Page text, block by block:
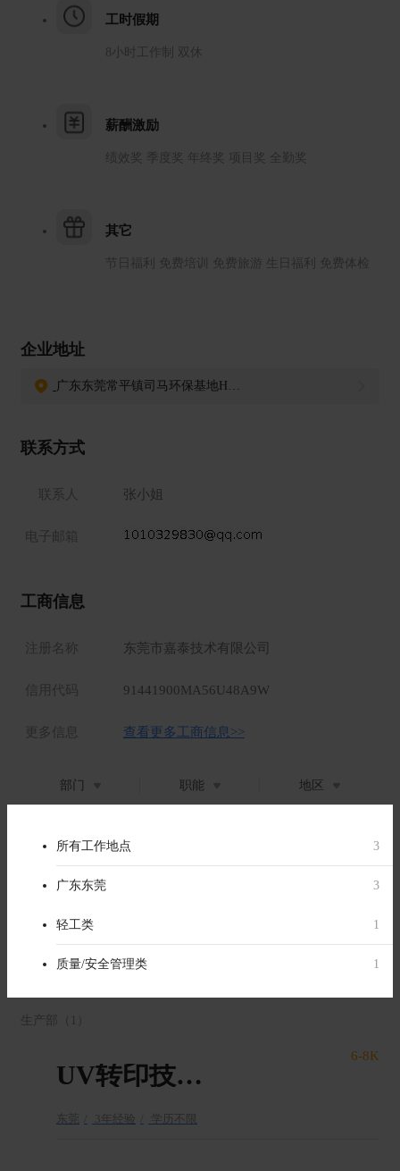
工时假期
8小时工作制 双休
薪酬激励
绩效奖 季度奖 年终奖 项目奖 全勤奖
其它
节日福利 免费培训 免费旅游 生日福利 免费体检
企业地址
广东东莞常平镇司马环保基地H29栋4楼
联系方式
联系人 张小姐
电子邮箱
工商信息
注册名称 东莞市嘉泰技术有限公司
信用代码 91441900MA56U48A9W
更多信息 查看更多工商信息>>
部门 职能 地区
所有部门 3
工程部 1
生产部 1
品质部 1
所有职位类别 3
生产管理/生产支持 2
轻工类 1
质量/安全管理类 1
所有工作地点 3
广东东莞 3
工程部 （1）
项目工程师
8-12K
东莞 2年经验 大专
生产部
UV转印技术员
6-8K
东莞 3年经验 学历不限